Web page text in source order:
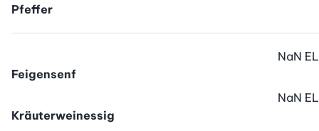
Pfeffer
Feigensenf
NaN EL
Kräuterweinessig
NaN EL